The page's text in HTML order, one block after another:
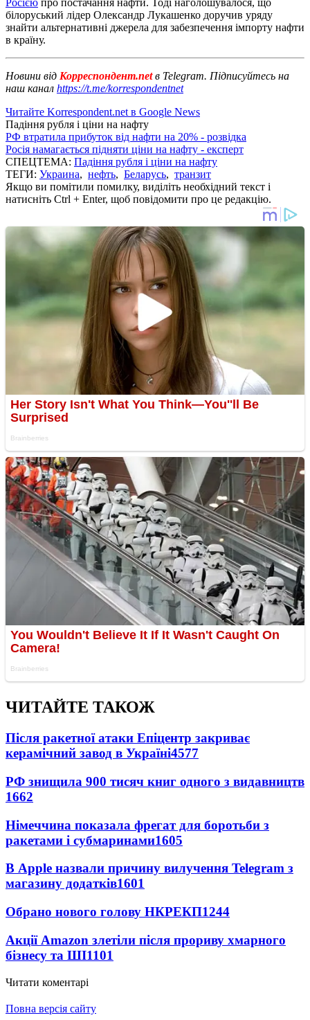
білоруський лідер Олександр Лукашенко доручив уряду
знайти альтернативні джерела для забезпечення імпорту нафти
в країну.
Новини від Корреспондент.netв Telegram. Підписуйтесь на
наш канал https://t.me/korrespondentnet
Читайте Korrespondent.net в Google News
Падіння рубля і ціни на нафту
РФ втратила прибуток від нафти на 20% - розвідка
Росія намагається підняти ціни на нафту - експерт
СПЕЦТЕМА: Падіння рубля і ціни на нафту
ТЕГИ: Украина, нефть, Беларусь, транзит
Якщо ви помітили помилку, виділіть необхідний текст і
натисніть Ctrl + Enter, щоб повідомити про це редакцію.
ЧИТАЙТЕ ТАКОЖ
Після ракетної атаки Епіцентр закриває
керамічний завод в Україні4577
РФ знищила 900 тисяч книг одного з видавництв
1662
Німеччина показала фрегат для боротьби з
ракетами і субмаринами1605
В Apple назвали причину вилучення Telegram з
магазину додатків1601
Обрано нового голову НКРЕКП1244
Акції Amazon злетіли після прориву хмарного
бізнесу та ШІ1101
Читати коментарі
Повна версія сайту